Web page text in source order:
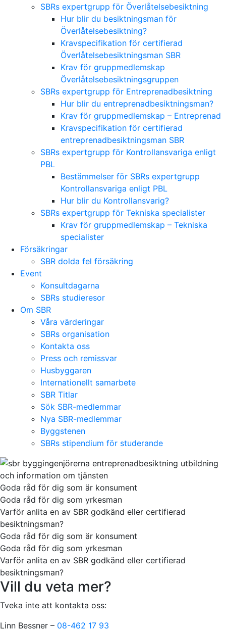
SBRs expertgrupp för Överlåtelsebesiktning
Hur blir du besiktningsman för
Överlåtelsebesiktning?
Kravspecifikation för certifierad
Överlåtelsebesiktningsman SBR
Krav för gruppmedlemskap
Överlåtelsebesiktningsgruppen
SBRs expertgrupp för Entreprenadbesiktning
Hur blir du entreprenadbesiktningsman?
Krav för gruppmedlemskap – Entreprenad
Kravspecifikation för certifierad
entreprenadbesiktningsman SBR
SBRs expertgrupp för Kontrollansvariga enligt
PBL
Bestämmelser för SBRs expertgrupp
Kontrollansvariga enligt PBL
Hur blir du Kontrollansvarig?
SBRs expertgrupp för Tekniska specialister
Krav för gruppmedlemskap – Tekniska
specialister
Försäkringar
SBR dolda fel försäkring
Event
Konsultdagarna
SBRs studieresor
Om SBR
Våra värderingar
SBRs organisation
Kontakta oss
Press och remissvar
Husbyggaren
Internationellt samarbete
SBR Titlar
Sök SBR-medlemmar
Nya SBR-medlemmar
Byggstenen
SBRs stipendium för studerande
Goda råd för dig som är konsument
Goda råd för dig som yrkesman
Varför anlita en av SBR godkänd eller certifierad
besiktningsman?
Goda råd för dig som är konsument
Goda råd för dig som yrkesman
Varför anlita en av SBR godkänd eller certifierad
besiktningsman?
Vill du veta mer?
Tveka inte att kontakta oss:
Linn Bessner – 08-462 17 93